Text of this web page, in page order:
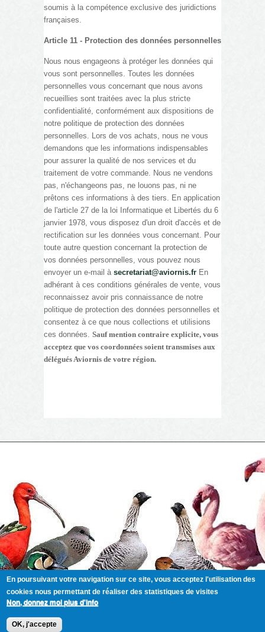
soumis à la compétence exclusive des juridictions
françaises.
Article 11 - Protection des données personnelles
Nous nous engageons à protéger les données qui
vous sont personnelles. Toutes les données
personnelles vous concernant que nous avons
recueillies sont traitées avec la plus stricte
confidentialité, conformément aux dispositions de
notre politique de protection des données
personnelles. Lors de vos achats, nous ne vous
demandons que les informations indispensables
pour assurer la qualité de nos services et du
traitement de votre commande. Nous ne vendons
pas, n'échangeons pas, ne louons pas, ni ne
prêtons ces informations à des tiers. En application
de l'article 27 de la loi Informatique et Libertés du 6
janvier 1978, vous disposez d'un droit d'accès et de
rectification sur les données vous concernant. Pour
toute autre question concernant la protection de
vos données personnelles, vous pouvez nous
envoyer un e-mail à secretariat@aviornis.fr En
adhérant à ces conditions générales de vente, vous
reconnaissez avoir pris connaissance de notre
politique de protection des données personnelles et
consentez à ce que nous collections et utilisions
ces données. Sauf mention contraire explicite, vous
acceptez que vos coordonnées soient transmises aux
délégués Aviornis de votre région.
Copyright (C) 1997 - 2026 Aviornis France International tout
En poursuivant votre navigation sur ce site, vous acceptez l'utilisation des
cookies nous permettant de réaliser des statistiques de visites
Non, donnez moi plus d'info
OK, j'accepte